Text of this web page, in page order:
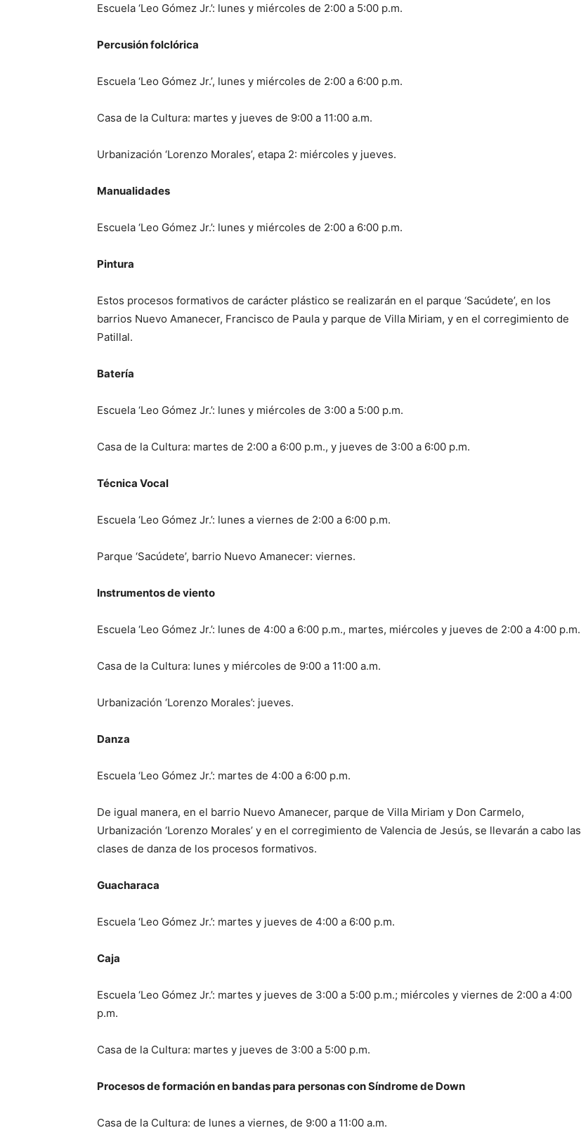
Escuela ‘Leo Gómez Jr.’: lunes y miércoles de 2:00 a 5:00 p.m.
Percusión folclórica
Escuela ‘Leo Gómez Jr.’, lunes y miércoles de 2:00 a 6:00 p.m.
Casa de la Cultura: martes y jueves de 9:00 a 11:00 a.m.
Urbanización ‘Lorenzo Morales’, etapa 2: miércoles y jueves.
Manualidades
Escuela ‘Leo Gómez Jr.’: lunes y miércoles de 2:00 a 6:00 p.m.
Pintura
Estos procesos formativos de carácter plástico se realizarán en el parque ‘Sacúdete’, en los
barrios Nuevo Amanecer, Francisco de Paula y parque de Villa Miriam, y en el corregimiento de
Patillal.
Batería
Escuela ‘Leo Gómez Jr.’: lunes y miércoles de 3:00 a 5:00 p.m.
Casa de la Cultura: martes de 2:00 a 6:00 p.m., y jueves de 3:00 a 6:00 p.m.
Técnica Vocal
Escuela ‘Leo Gómez Jr.’: lunes a viernes de 2:00 a 6:00 p.m.
Parque ‘Sacúdete’, barrio Nuevo Amanecer: viernes.
Instrumentos de viento
Escuela ‘Leo Gómez Jr.’: lunes de 4:00 a 6:00 p.m., martes, miércoles y jueves de 2:00 a 4:00 p.m.
Casa de la Cultura: lunes y miércoles de 9:00 a 11:00 a.m.
Urbanización ‘Lorenzo Morales’: jueves.
Danza
Escuela ‘Leo Gómez Jr.’: martes de 4:00 a 6:00 p.m.
De igual manera, en el barrio Nuevo Amanecer, parque de Villa Miriam y Don Carmelo,
Urbanización ‘Lorenzo Morales’ y en el corregimiento de Valencia de Jesús, se llevarán a cabo las
clases de danza de los procesos formativos.
Guacharaca
Escuela ‘Leo Gómez Jr.’: martes y jueves de 4:00 a 6:00 p.m.
Caja
Escuela ‘Leo Gómez Jr.’: martes y jueves de 3:00 a 5:00 p.m.; miércoles y viernes de 2:00 a 4:00
p.m.
Casa de la Cultura: martes y jueves de 3:00 a 5:00 p.m.
Procesos de formación en bandas para personas con Síndrome de Down
Casa de la Cultura: de lunes a viernes, de 9:00 a 11:00 a.m.